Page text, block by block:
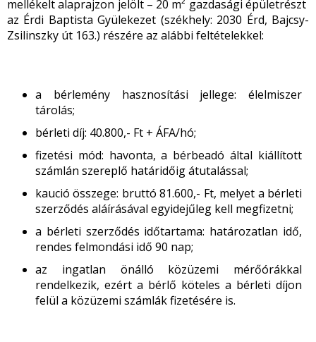
mellékelt alaprajzon jelölt – 20 m² gazdasági épületrészt
az Érdi Baptista Gyülekezet (székhely: 2030 Érd, Bajcsy-
Zsilinszky út 163.) részére az alábbi feltételekkel:
a bérlemény hasznosítási jellege: élelmiszer
tárolás;
bérleti díj: 40.800,- Ft + ÁFA/hó;
fizetési mód: havonta, a bérbeadó által kiállított
számlán szereplő határidőig átutalással;
kaució összege: bruttó 81.600,- Ft, melyet a bérleti
szerződés aláírásával egyidejűleg kell megfizetni;
a bérleti szerződés időtartama: határozatlan idő,
rendes felmondási idő 90 nap;
az ingatlan önálló közüzemi mérőórákkal
rendelkezik, ezért a bérlő köteles a bérleti díjon
felül a közüzemi számlák fizetésére is.